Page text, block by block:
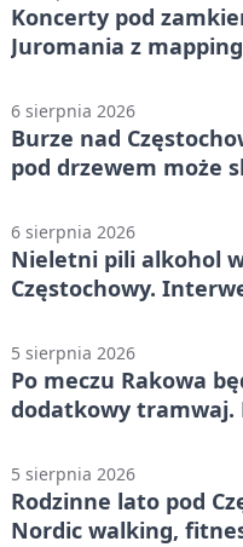
Koncerty pod
Juromania z
6 sierpnia 2026
Burze nad
pod drzewem może
6 sierpnia 2026
Nieletni pili alkohol
Częstochowy.
5 sierpnia 2026
Po meczu Rakowa
dodatkowy tramwaj.
5 sierpnia 2026
Rodzinne lato pod
Nordic walking,